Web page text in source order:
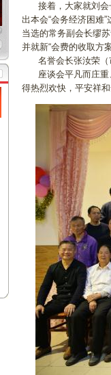
接着，大家就刘会
出本会“会务经济困难
当选的常务副会长缪
并就新“会费的收取方
名誉会长张汝荣（
座谈会平凡而庄重
得热烈欢快，平安祥